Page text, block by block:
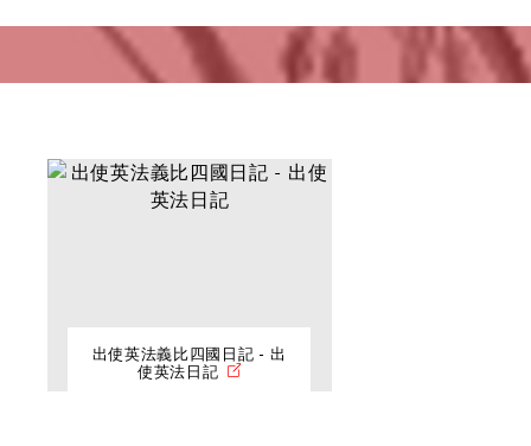
出使英法義比四國日記 - 出
使英法日記